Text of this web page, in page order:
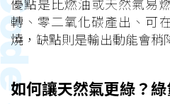
轉、零二氧化碳產出、可
燒，缺點則是輸出動能會稍
如何讓天然氣更綠？